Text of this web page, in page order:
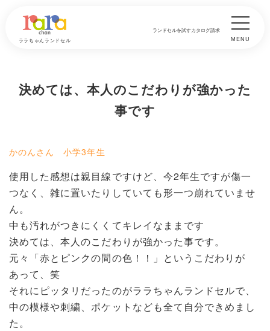
ララちゃんランドセル
ランドセルを試すカタログ請求
MENU
決めては、本人のこだわりが強かった
事です
かのんさん 小学3年生
使用した感想は親目線ですけど、今2年生ですが傷一
つなく、雑に置いたりしていても形一つ崩れていませ
ん。
中も汚れがつきにくくてキレイなままです
決めては、本人のこだわりが強かった事です。
元々「赤とピンクの間の色！！」というこだわりが
あって、笑
それにピッタリだったのがララちゃんランドセルで、
中の模様や刺繍、ポケットなども全て自分できめまし
た。